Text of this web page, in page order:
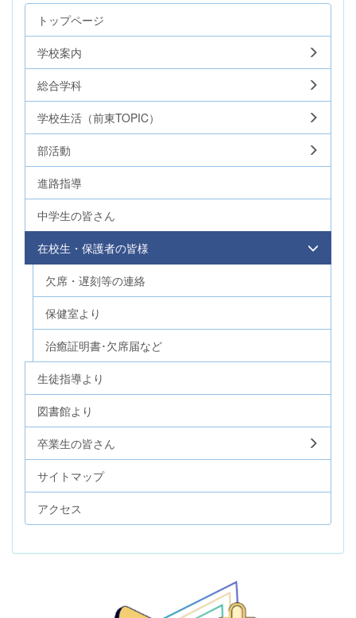
トップページ
学校案内
総合学科
学校生活（前東TOPIC）
部活動
進路指導
中学生の皆さん
在校生・保護者の皆様
欠席・遅刻等の連絡
保健室より
治癒証明書･欠席届など
生徒指導より
図書館より
卒業生の皆さん
サイトマップ
アクセス